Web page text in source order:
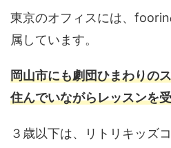
東京のオフィスには、
属しています。
岡山市にも劇団ひまわりの
住んでいながらレッスンを
３歳以下は、リトリキッズ